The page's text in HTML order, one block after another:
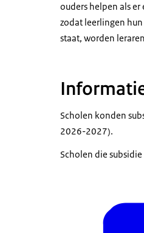
ouders helpen als
zodat leerlingen
staat, worden
Scholen konden
2026-2027).
Scholen die